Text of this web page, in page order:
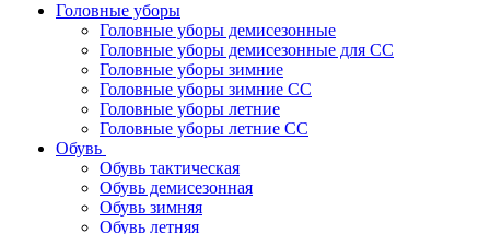
Головные уборы
Головные уборы демисезонные
Головные уборы демисезонные для СС
Головные уборы зимние
Головные уборы зимние СС
Головные уборы летние
Головные уборы летние СС
Обувь
Обувь тактическая
Обувь демисезонная
Обувь зимняя
Обувь летняя